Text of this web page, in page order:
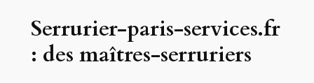
Serrurier-paris-services.fr
: des maîtres-serruriers